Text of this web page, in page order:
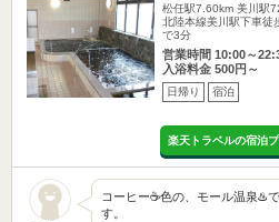
松任駅7.60km 美川駅
北陸本線美川駅下車徒
で3分
営業時間 10:00～
入浴料金 500円～
日帰り 宿泊
楽天トラベルの宿泊
コーヒー☕️色の、モール温泉♨️
す。